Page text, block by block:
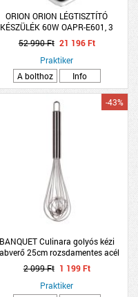
ORION ORION LÉGTISZTÍTÓ
KÉSZÜLÉK 60W OAPR-E601, 3
SEBESSÉG
52 990 Ft 21 196 Ft
Praktiker
A bolthoz
Info
BANQUET Culinara golyós kézi
25cm rozsdamentes acél
-43%
2 099 Ft 1 199 Ft
Praktiker